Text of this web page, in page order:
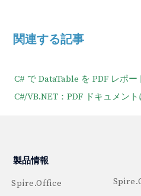
関連する記事
C# で DataTable を PDF レポ
C#/VB.NET：PDF ドキュメン
製品情報
Spire.Office